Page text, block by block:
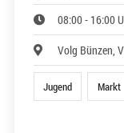
08:00 - 16:00
Volg Bünzen,
Jugend Markt